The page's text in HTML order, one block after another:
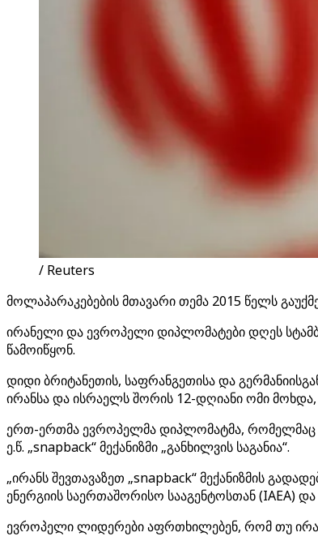
/ Reuters
მოლაპარაკებების მთავარი თემა 2015 წელს
ირანელი და ევროპელი დიპლომატები დღეს
წამოიწყონ.
დიდი ბრიტანეთის, საფრანგეთისა და
ირანსა და ისრაელს შორის 12-დღიანი ომი
ერთ-ერთმა ევროპელმა დიპლომატმა, რომელმაც
ე.წ. „snapback“ მექანიზმი „განხილვის საგანია“.
„ირანს შევთავაზეთ „snapback“ მექანიზმის
ენერგიის საერთაშორისო სააგენტოსთან (IAEA)
ევროპელი ლიდერები აფრთხილებენ, რომ თუ